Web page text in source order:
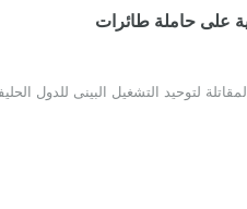
لتوحيد التشغيل البينى للدول